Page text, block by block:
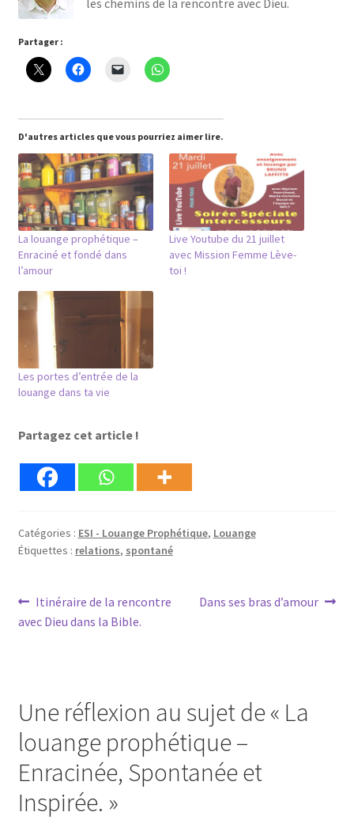
Partager :
D'autres articles que vous pourriez aimer lire.
La louange prophétique –
Enraciné et fondé dans
l’amour
Live Youtube du 21 juillet
avec Mission Femme Lève-
toi !
Les portes d’entrée de la
louange dans ta vie
Partagez cet article !
Catégories : ESI - Louange Prophétique, Louange
Étiquettes : relations, spontané
Navigation
de
Article
précédent :
Itinéraire de la rencontre
avec Dieu dans la Bible.
Article
Dans ses bras d’amour
Une réflexion au sujet de « La
louange prophétique –
Enracinée, Spontanée et
Inspirée. »